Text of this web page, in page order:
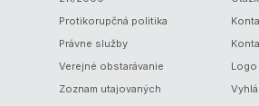
Protikorupčná politika
Právne služby
Verejné obstarávanie
Zoznam utajovaných
Logo